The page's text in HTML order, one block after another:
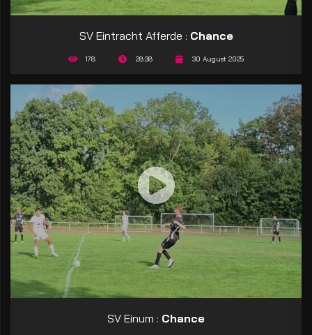
SV Eintracht Afferde : Chance
178 28:38 30 August 2025
SV Einum : Chance